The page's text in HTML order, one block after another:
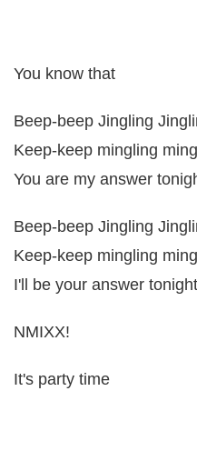
You know that
Beep-beep Jingling
Keep-keep mingling
You are my answer
Beep-beep Jingling
Keep-keep mingling
I'll be your answer tonight
NMIXX!
It's party time